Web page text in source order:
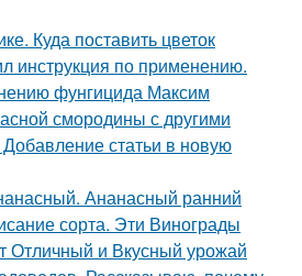
Куда поставить цветок
инструкция по применению.
фунгицида Максим
смородины с другими
статьи в новую
Ананасный ранний
сорта. Эти Винограды
Отличный и Вкусный урожай